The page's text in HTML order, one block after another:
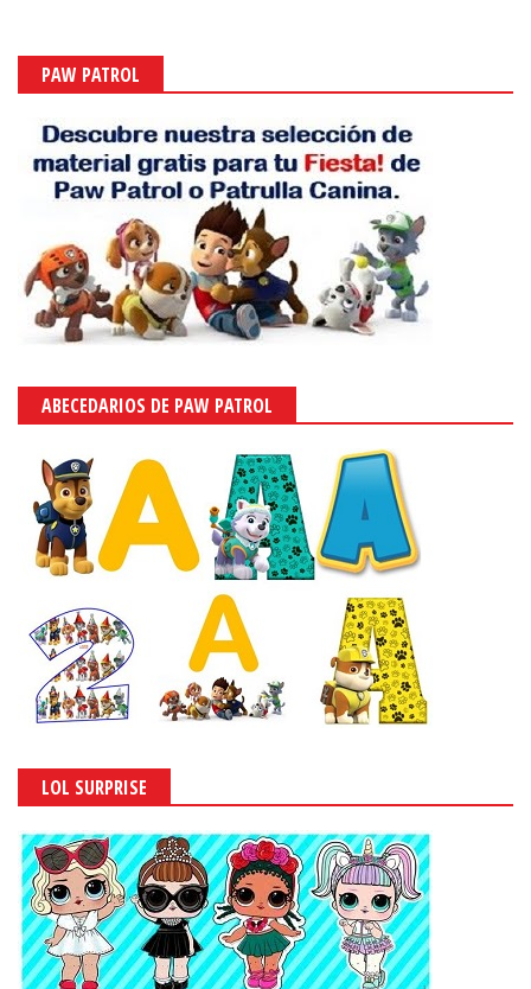
PAW PATROL
ABECEDARIOS DE PAW PATROL
LOL SURPRISE